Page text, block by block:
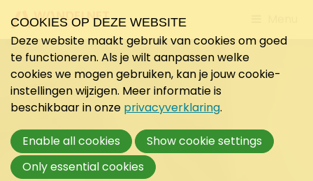
to
COOKIES OP DEZE WEBSITE
Deze website maakt gebruik van cookies om goed
te functioneren. Als je wilt aanpassen welke
cookies we mogen gebruiken, kan je jouw cookie-
instellingen wijzigen. Meer informatie is
beschikbaar in onze privacyverklaring.
Enable all cookies
Show cookie settings
Only essential cookies